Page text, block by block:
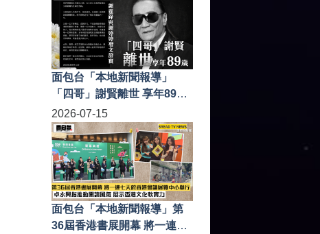
面包台「本地新聞報導」
「四哥」謝賢離世 享年89歲
謝霆鋒與謝婷婷發文證實
2026-07-15
面包台「本地新聞報導」第
36屆香港書展開幕 將一連七